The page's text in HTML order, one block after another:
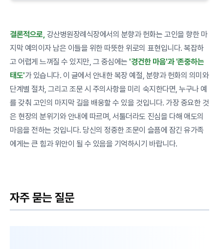
결론적으로, 강산병원장례식장에서의 분향과 헌화는 고인을 향한 마
지막 예의이자 남은 이들을 위한 따뜻한 위로의 표현입니다. 복잡하
고 어렵게 느껴질 수 있지만, 그 중심에는 '경건한 마음'과 '존중하는
태도'가 있습니다. 이 글에서 안내한 복장 예절, 분향과 헌화의 의미와
단계별 절차, 그리고 조문 시 주의사항을 미리 숙지한다면, 누구나 예
를 갖춰 고인의 마지막 길을 배웅할 수 있을 것입니다. 가장 중요한 것
은 현장의 분위기와 안내에 따르며, 서툴더라도 진심을 다해 애도의
마음을 전하는 것입니다. 당신의 정중한 조문이 슬픔에 잠긴 유가족
에게는 큰 힘과 위안이 될 수 있음을 기억하시기 바랍니다.
자주 묻는 질문